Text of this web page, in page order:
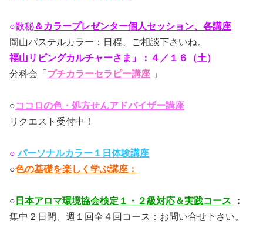
○数秘＆カラープレゼンター個人セッション、各講座
岡山パステルカラー：日程、ご相談下さいね。
福山リビングカルチャーさま」：４／１６（土）
分科会「 プチカラーセラピー講座 」
○ココロの色・処方せんアドバイザー講座
リクエスト受付中！
○ パーソナルカラー１日体験講座
○色の基礎を楽しく学ぶ講座：
○ 日本アロマ環境協会検定１・２級対応＆実践コース
：
集中２日間、週１回全４回コース：お問い合せ下さい。